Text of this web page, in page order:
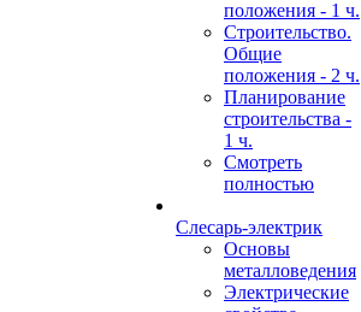
положения - 1 ч.
Строительство.
Общие
положения - 2 ч.
Планирование
строительства -
1 ч.
Смотреть
полностью
Слесарь-электрик
Основы
металловедения
Электрические